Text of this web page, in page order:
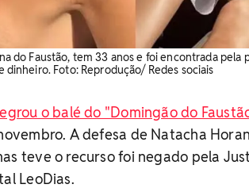
do Faustão, tem 33 anos e foi encontrada pela
dinheiro. Foto: Reprodução/ Redes sociais
o balé do "Domingão do
A defesa de Natacha
teve o recurso foi negado pela
LeoDias.